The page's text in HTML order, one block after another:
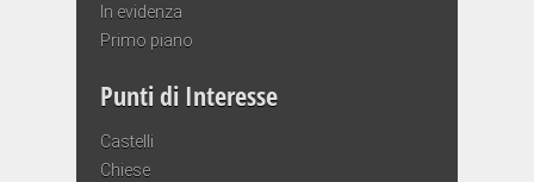
In evidenza
Primo piano
Punti di Interesse
Castelli
Chiese